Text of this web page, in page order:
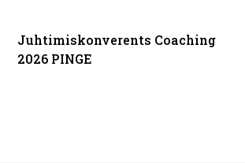
Juhtimiskonverents Coaching
2026 PINGE